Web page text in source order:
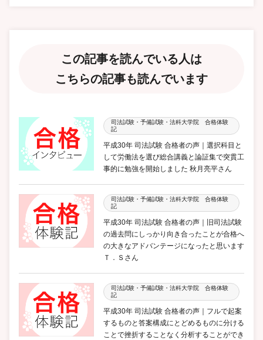
この記事を読んでいる人は
こちらの記事も読んでいます
司法試験・予備試験・法科大学院 合格体験
記
平成30年 司法試験 合格者の声｜選択科目と
して労働法を選び総合講義と論証集で突貫工
事的に勉強を開始しました 秋月亮平さん
司法試験・予備試験・法科大学院 合格体験
記
平成30年 司法試験 合格者の声｜旧司法試験
の過去問にしっかり向き合ったことが合格へ
の大きなアドバンテージになったと思います
Ｔ．Ｓさん
司法試験・予備試験・法科大学院 合格体験
記
平成30年 司法試験 合格者の声｜フルで起案
するものと答案構成にとどめるものに分ける
ことで挫折することなく分析することができ